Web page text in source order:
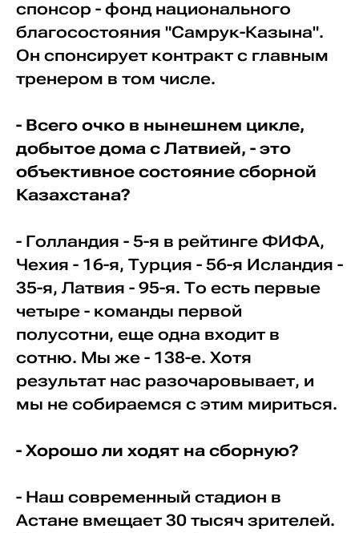
спонсор - фонд национального
благосостояния "Самрук-Казына".
Он спонсирует контракт с главным
тренером в том числе.
- Всего очко в нынешнем цикле,
добытое дома с Латвией, - это
объективное состояние сборной
Казахстана?
- Голландия - 5-я в рейтинге ФИФА,
Чехия - 16-я, Турция - 56-я Исландия -
35-я, Латвия - 95-я. То есть первые
четыре - команды первой
полусотни, еще одна входит в
сотню. Мы же - 138-е. Хотя
результат нас разочаровывает, и
мы не собираемся с этим мириться.
- Хорошо ли ходят на сборную?
- Наш современный стадион в
Астане вмещает 30 тысяч зрителей.